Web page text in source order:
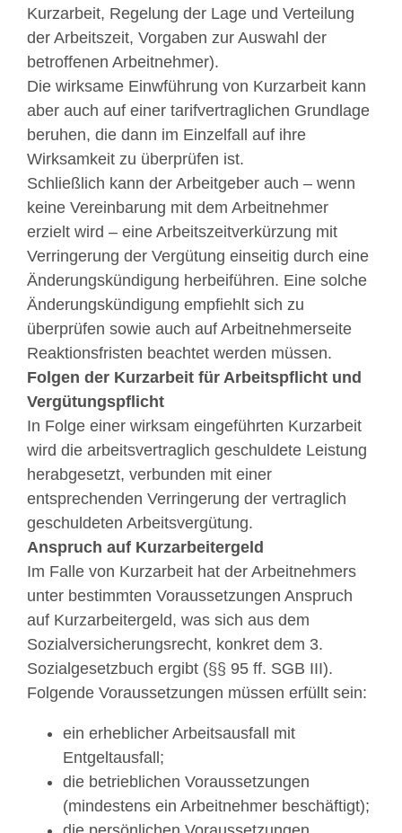
Kurzarbeit, Regelung der Lage und Verteilung
der Arbeitszeit, Vorgaben zur Auswahl der
betroffenen Arbeitnehmer).
Die wirksame Einwführung von Kurzarbeit kann
aber auch auf einer tarifvertraglichen Grundlage
beruhen, die dann im Einzelfall auf ihre
Wirksamkeit zu überprüfen ist.
Schließlich kann der Arbeitgeber auch – wenn
keine Vereinbarung mit dem Arbeitnehmer
erzielt wird – eine Arbeitszeitverkürzung mit
Verringerung der Vergütung einseitig durch eine
Änderungskündigung herbeiführen. Eine solche
Änderungskündigung empfiehlt sich zu
überprüfen sowie auch auf Arbeitnehmerseite
Reaktionsfristen beachtet werden müssen.
Folgen der Kurzarbeit für Arbeitspflicht und
Vergütungspflicht
In Folge einer wirksam eingeführten Kurzarbeit
wird die arbeitsvertraglich geschuldete Leistung
herabgesetzt, verbunden mit einer
entsprechenden Verringerung der vertraglich
geschuldeten Arbeitsvergütung.
Anspruch auf Kurzarbeitergeld
Im Falle von Kurzarbeit hat der Arbeitnehmers
unter bestimmten Voraussetzungen Anspruch
auf Kurzarbeitergeld, was sich aus dem
Sozialversicherungsrecht, konkret dem 3.
Sozialgesetzbuch ergibt (§§ 95 ff. SGB III).
Folgende Voraussetzungen müssen erfüllt sein:
ein erheblicher Arbeitsausfall mit
Entgeltausfall;
die betrieblichen Voraussetzungen
(mindestens ein Arbeitnehmer beschäftigt);